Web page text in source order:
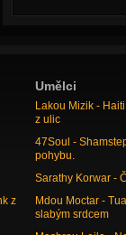
z
Umělci
Lakou Mizik -
z ulic
47Soul -
pohybu.
Sarathy Korwar -
Mdou Moctar -
slabým srdcem